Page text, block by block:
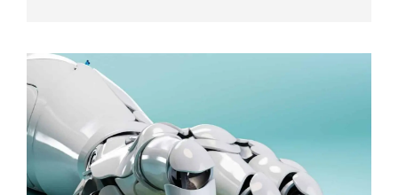
through Next-Generation Biologics Drug Development“
(Förderung der Nachhaltigkeit durch die Entwicklung von
Biologika der nächsten Generation) erörtert die Integration
von Data-Science-Tools in biotechnologische Produktions-,
Forschungs- und Rekrutierungsprozesse zur Optimierung der
Produktionsbedingungen. Das kann das Finden der richtigen
Zelle (diese Klone können Zellen wie Bakterien, Hefen oder
auch von Eukaryonten wie uns oder des Hamsters sein ?) oder
auch die Förderung...